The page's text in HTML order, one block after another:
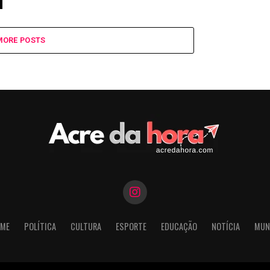
POSTS
POLÍTICA CULTURA ESPORTE EDUCAÇÃO NOTÍCIA